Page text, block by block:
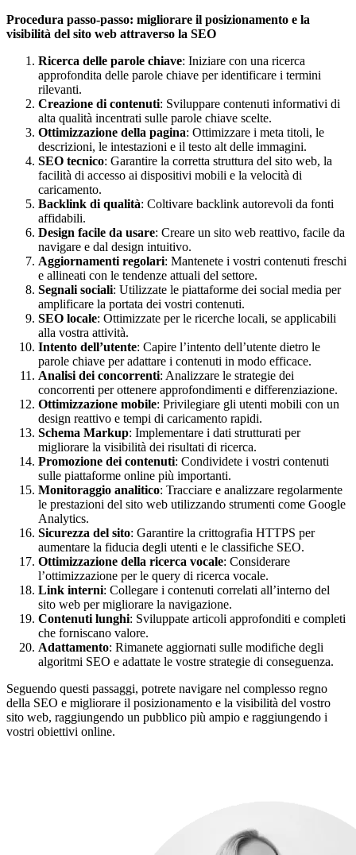
Procedura passo-passo: migliorare il posizionamento e la
visibilità del sito web attraverso la SEO
Ricerca delle parole chiave: Iniziare con una ricerca
approfondita delle parole chiave per identificare i termini
rilevanti.
Creazione di contenuti: Sviluppare contenuti informativi di
alta qualità incentrati sulle parole chiave scelte.
Ottimizzazione della pagina: Ottimizzare i meta titoli, le
descrizioni, le intestazioni e il testo alt delle immagini.
SEO tecnico: Garantire la corretta struttura del sito web, la
facilità di accesso ai dispositivi mobili e la velocità di
caricamento.
Backlink di qualità: Coltivare backlink autorevoli da fonti
affidabili.
Design facile da usare: Creare un sito web reattivo, facile da
navigare e dal design intuitivo.
Aggiornamenti regolari: Mantenete i vostri contenuti freschi
e allineati con le tendenze attuali del settore.
Segnali sociali: Utilizzate le piattaforme dei social media per
amplificare la portata dei vostri contenuti.
SEO locale: Ottimizzate per le ricerche locali, se applicabili
alla vostra attività.
Intento dell’utente: Capire l’intento dell’utente dietro le
parole chiave per adattare i contenuti in modo efficace.
Analisi dei concorrenti: Analizzare le strategie dei
concorrenti per ottenere approfondimenti e differenziazione.
Ottimizzazione mobile: Privilegiare gli utenti mobili con un
design reattivo e tempi di caricamento rapidi.
Schema Markup: Implementare i dati strutturati per
migliorare la visibilità dei risultati di ricerca.
Promozione dei contenuti: Condividete i vostri contenuti
sulle piattaforme online più importanti.
Monitoraggio analitico: Tracciare e analizzare regolarmente
le prestazioni del sito web utilizzando strumenti come Google
Analytics.
Sicurezza del sito: Garantire la crittografia HTTPS per
aumentare la fiducia degli utenti e le classifiche SEO.
Ottimizzazione della ricerca vocale: Considerare
l’ottimizzazione per le query di ricerca vocale.
Link interni: Collegare i contenuti correlati all’interno del
sito web per migliorare la navigazione.
Contenuti lunghi: Sviluppate articoli approfonditi e completi
che forniscano valore.
Adattamento: Rimanete aggiornati sulle modifiche degli
algoritmi SEO e adattate le vostre strategie di conseguenza.
Seguendo questi passaggi, potrete navigare nel complesso regno
della SEO e migliorare il posizionamento e la visibilità del vostro
sito web, raggiungendo un pubblico più ampio e raggiungendo i
vostri obiettivi online.